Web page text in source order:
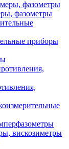
фазометры
приборы
вискозиметры